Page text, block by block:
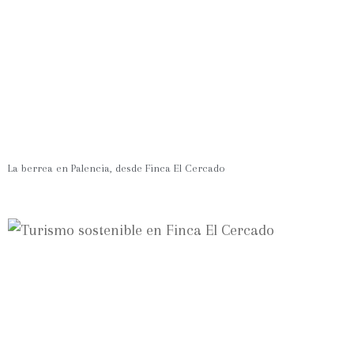
La berrea en Palencia, desde Finca El Cercado